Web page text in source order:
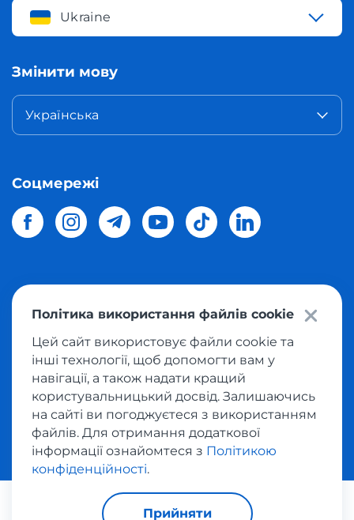
Ukraine
Змінити мову
Українська
Соцмережі
магазинів світу в Україну.Всі права захищені
Політика конфіденційності
Публічна оферта
Умови користування сервісом викупу товарів
За транзакції відповідає:
Політика використання файлів cookie
Цей сайт використовує файли cookie та
інші технології, щоб допомогти вам у
навігації, а також надати кращий
користувальницький досвід. Залишаючись
на сайті ви погоджуєтеся з використанням
файлів. Для отримання додаткової
інформації ознайомтеся з Політикою
конфіденційності.
Прийняти